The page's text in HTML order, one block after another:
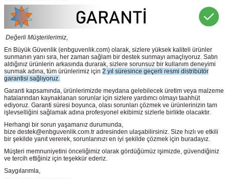
Değerli Müşterilerimiz,
En Büyük Güvenlik (enbguvenlik.com) olarak, sizlere yüksek kaliteli ürünler
sunmanın yanı sıra, her zaman sağlam bir destek sunmayı amaçlıyoruz. Satın
aldığınız ürünlerin arkasında durarak, sizlere sorunsuz bir kullanım deneyimi
sunmak adına, tüm ürünlerimiz için 2 yıl süresince geçerli resmi distribütör
garantisi sağlıyoruz.
Garanti kapsamında, ürünlerimizde meydana gelebilecek üretim veya malzeme
hatalarından kaynaklanan sorunlar için sizlere yardımcı olmayı taahhüt
ediyoruz. Garanti süresi boyunca, olası sorunları çözmek ve ürünlerinizin tam
işlevselliğini sağlamak adına profesyonel ekibimiz sizlerle birlikte olacaktır.
Herhangi bir sorun yaşamanız durumunda,
bize destek@enbguvenlik.com.tr adresinden ulaşabilirsiniz. Size hızlı ve etkili
bir şekilde yanıt vererek, sorunlarınızı en iyi şekilde çözmek için buradayız.
Müşteri memnuniyetini önceliğimiz olarak gördüğümüz işimizde, güvendiğiniz
ve tercih ettiğiniz için teşekkür ederiz.
Saygılarımla,